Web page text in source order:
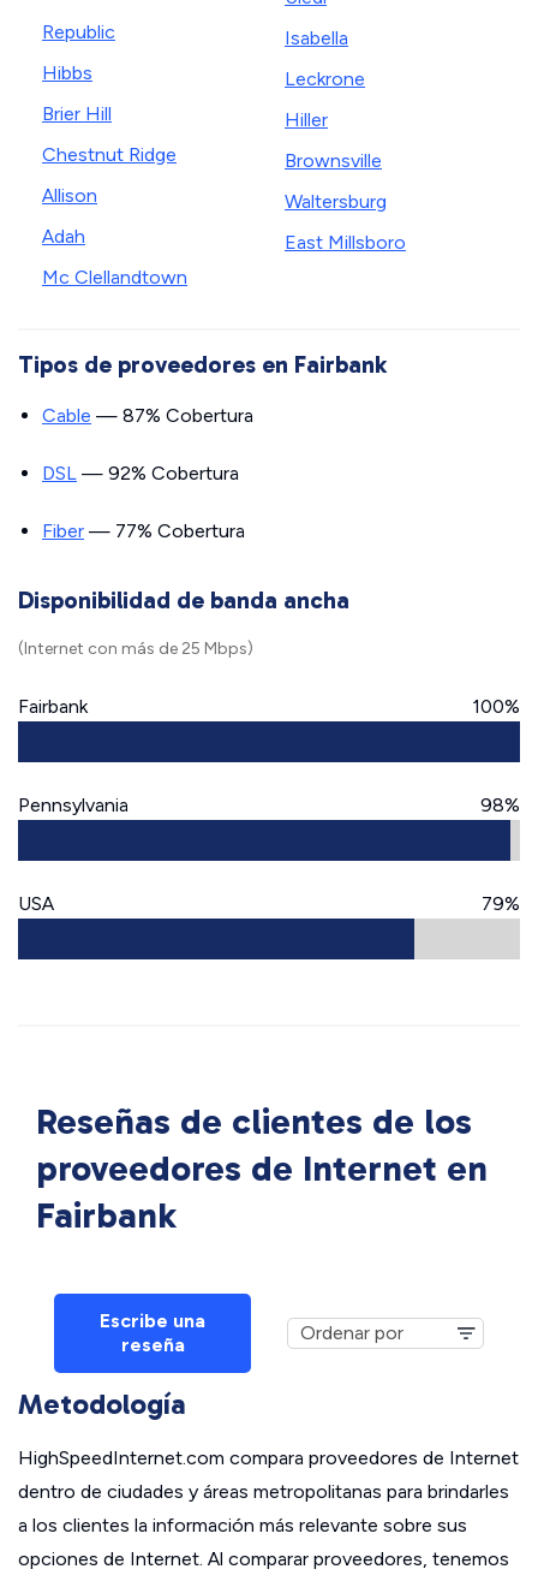
Republic
Hibbs
Brier Hill
Chestnut Ridge
Allison
Adah
Mc Clellandtown
Isabella
Leckrone
Hiller
Brownsville
Waltersburg
East Millsboro
Tipos de proveedores en Fairbank
Cable — 87% Cobertura
DSL — 92% Cobertura
Fiber — 77% Cobertura
Disponibilidad de banda ancha
(Internet con más de 25 Mbps)
Fairbank 100%
Pennsylvania 98%
USA 79%
Reseñas de clientes de los
proveedores de Internet en
Fairbank
Escribe una
reseña
Metodología
HighSpeedInternet.com compara proveedores de Internet
dentro de ciudades y áreas metropolitanas para brindarles
a los clientes la información más relevante sobre sus
opciones de Internet. Al comparar proveedores, tenemos